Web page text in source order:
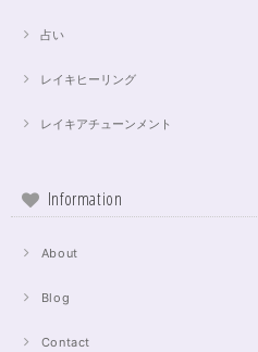
占い
レイキヒーリング
レイキアチューンメント
Information
About
Blog
Contact